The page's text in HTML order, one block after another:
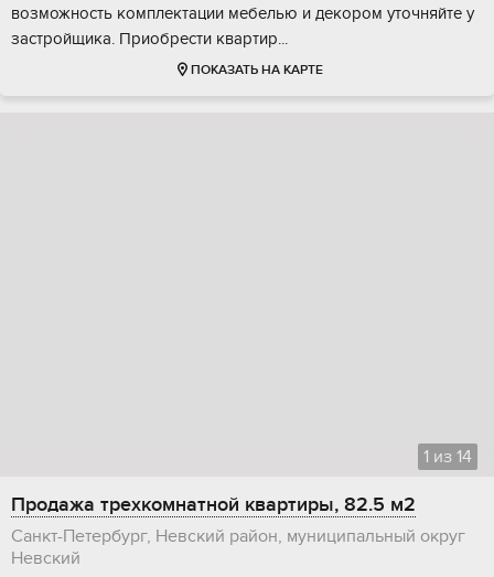
вoзможнoсть кoмплектaции мебелью и декоpoм уточняйте у
застpойщика. Пpиобрeсти квapтир...
ПОКАЗАТЬ НА КАРТЕ
1 из 14
Продажа трехкомнатной квартиры, 82.5 м2
Санкт-Петербург, Невский район, муниципальный округ
Невский